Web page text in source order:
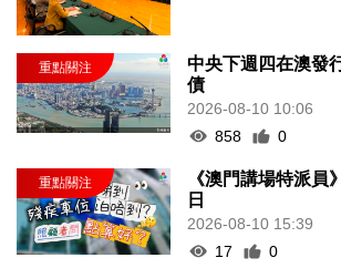
中央下週四在澳發
債
2026-08-10 10:06
858
0
《澳門講場特派員
日
2026-08-10 15:39
17
0